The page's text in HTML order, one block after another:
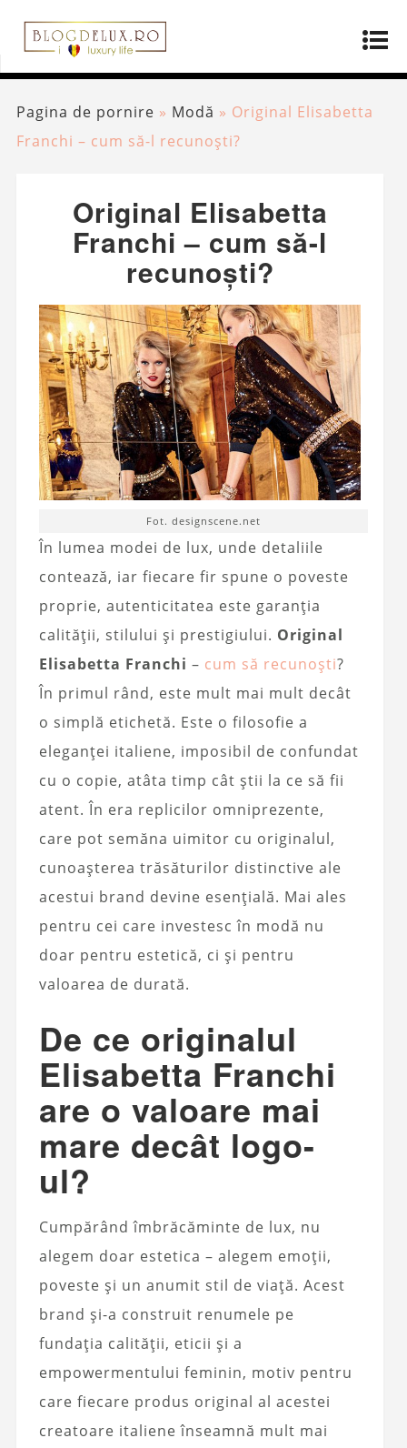
Pagina de pornire » Modă » Original Elisabetta
Franchi – cum să-l recunoști?
Original Elisabetta
Franchi – cum să-l
recunoști?
Fot. designscene.net
În lumea modei de lux, unde detaliile
contează, iar fiecare fir spune o poveste
proprie, autenticitatea este garanția
calității, stilului și prestigiului. Original
Elisabetta Franchi – cum să recunoști?
În primul rând, este mult mai mult decât
o simplă etichetă. Este o filosofie a
eleganței italiene, imposibil de confundat
cu o copie, atâta timp cât știi la ce să fii
atent. În era replicilor omniprezente,
care pot semăna uimitor cu originalul,
cunoașterea trăsăturilor distinctive ale
acestui brand devine esențială. Mai ales
pentru cei care investesc în modă nu
doar pentru estetică, ci și pentru
valoarea de durată.
De ce originalul
Elisabetta Franchi
are o valoare mai
mare decât logo-
ul?
Cumpărând îmbrăcăminte de lux, nu
alegem doar estetica – alegem emoții,
poveste și un anumit stil de viață. Acest
brand și-a construit renumele pe
fundația calității, eticii și a
empowermentului feminin, motiv pentru
care fiecare produs original al acestei
creatoare italiene înseamnă mult mai